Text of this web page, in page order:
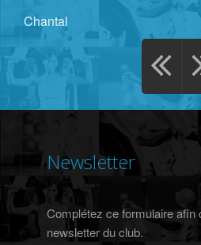
Chantal
Newsletter
Complétez ce formulaire afin
newsletter du club.